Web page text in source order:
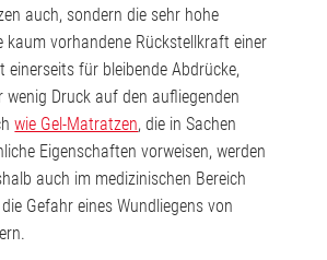
auch, sondern die sehr hohe
kaum vorhandene Rückstellkraft einer
einerseits für bleibende Abdrücke,
Druck auf den aufliegenden
wie Gel-Matratzen, die in Sachen
Eigenschaften vorweisen, werden
auch im medizinischen Bereich
Gefahr eines Wundliegens von